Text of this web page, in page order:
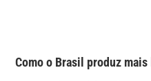
Como o Brasil produz